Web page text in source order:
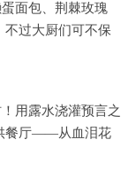
面包、荆棘玫瑰
过大厨们可不保
用露水浇灌预言之
餐厅——从血泪花